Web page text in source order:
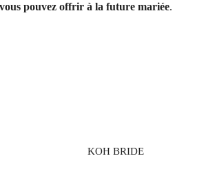
pouvez offrir à la future mariée.
KOH BRIDE